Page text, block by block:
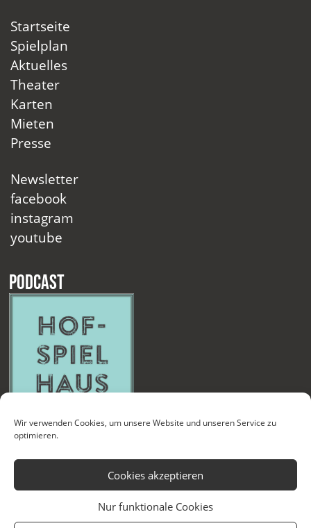
Wir verwenden Cookies, um unsere Website und unseren Service zu
optimieren.
Cookies akzeptieren
Nur funktionale Cookies
Startseite
Spielplan
Aktuelles
Theater
Karten
Mieten
Presse
Newsletter
facebook
instagram
youtube
Podcast
Kontakt Newsletter Datenschutzerklärung Impressum